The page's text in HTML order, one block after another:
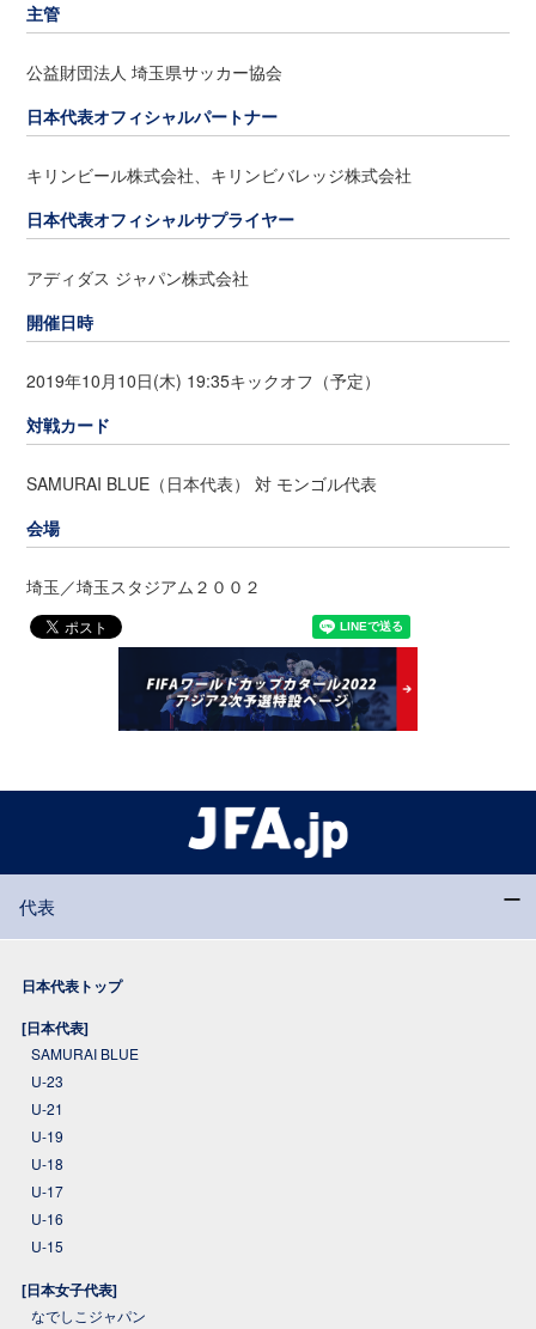
主管
公益財団法人 埼玉県サッカー協会
日本代表オフィシャルパートナー
キリンビール株式会社、キリンビバレッジ株式会社
日本代表オフィシャルサプライヤー
アディダス ジャパン株式会社
開催日時
2019年10月10日(木) 19:35キックオフ（予定）
対戦カード
SAMURAI BLUE（日本代表） 対 モンゴル代表
会場
埼玉／埼玉スタジアム２００２
代表
日本代表トップ
[日本代表]
SAMURAI BLUE
U-23
U-21
U-19
U-18
U-17
U-16
U-15
[日本女子代表]
なでしこジャパン